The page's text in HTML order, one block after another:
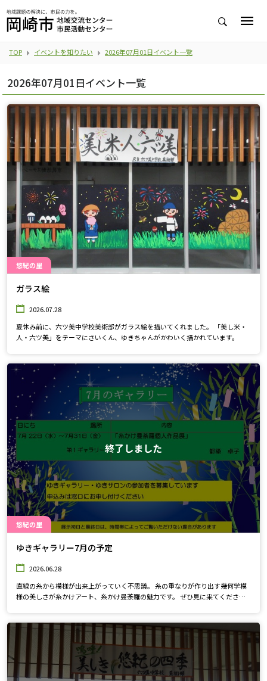
TOP イベントを知りたい 2026年07月01日イベント一覧
2026年07月01日イベント一覧
悠紀の里
ガラス絵
2026.07.28
夏休み前に、六ツ美中学校美術部がガラス絵を描いてくれました。 「美し米・
人・六ツ美」をテーマにさいくん、ゆきちゃんがかわいく描かれています。
悠紀の里
終了しました
ゆきギャラリー7月の予定
2026.06.28
直線の糸から模様が出来上がっていく不思議。 糸の重なりが作り出す幾何学模
様の美しさが糸かけアート、糸かけ曼荼羅の魅力です。 ぜひ見に来てください